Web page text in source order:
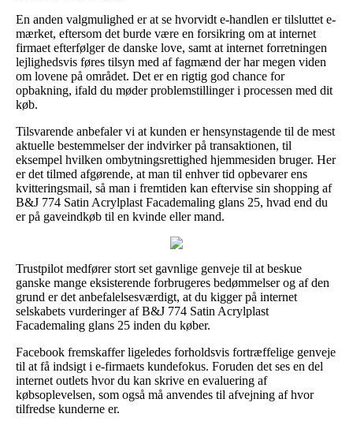
En anden valgmulighed er at se hvorvidt e-handlen er tilsluttet e-
mærket, eftersom det burde være en forsikring om at internet
firmaet efterfølger de danske love, samt at internet forretningen
lejlighedsvis føres tilsyn med af fagmænd der har megen viden
om lovene på området. Det er en rigtig god chance for
opbakning, ifald du møder problemstillinger i processen med dit
køb.
Tilsvarende anbefaler vi at kunden er hensynstagende til de mest
aktuelle bestemmelser der indvirker på transaktionen, til
eksempel hvilken ombytningsrettighed hjemmesiden bruger. Her
er det tilmed afgørende, at man til enhver tid opbevarer ens
kvitteringsmail, så man i fremtiden kan eftervise sin shopping af
B&J 774 Satin Acrylplast Facademaling glans 25, hvad end du
er på gaveindkøb til en kvinde eller mand.
Trustpilot medfører stort set gavnlige genveje til at beskue
ganske mange eksisterende forbrugeres bedømmelser og af den
grund er det anbefalelsesværdigt, at du kigger på internet
selskabets vurderinger af B&J 774 Satin Acrylplast
Facademaling glans 25 inden du køber.
Facebook fremskaffer ligeledes forholdsvis fortræffelige genveje
til at få indsigt i e-firmaets kundefokus. Foruden det ses en del
internet outlets hvor du kan skrive en evaluering af
købsoplevelsen, som også må anvendes til afvejning af hvor
tilfredse kunderne er.